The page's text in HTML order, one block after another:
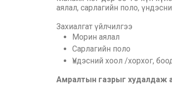
аялал, сарлагийн поло,
Захиалгат үйлчилгээ
Морин аялал
Сарлагийн поло
Үндэсний хоол /хорхог,
Амралтын газрыг худалдаж